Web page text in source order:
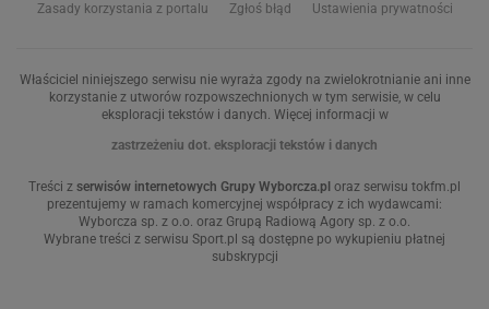
Zasady korzystania z portalu Zgłoś błąd Ustawienia prywatności
Właściciel niniejszego serwisu nie wyraża zgody na zwielokrotnianie ani inne
korzystanie z utworów rozpowszechnionych w tym serwisie, w celu
eksploracji tekstów i danych. Więcej informacji w
zastrzeżeniu dot. eksploracji tekstów i danych
Treści z serwisów internetowych Grupy Wyborcza.pl oraz serwisu tokfm.pl
prezentujemy w ramach komercyjnej współpracy z ich wydawcami:
Wyborcza sp. z o.o. oraz Grupą Radiową Agory sp. z o.o.
Wybrane treści z serwisu Sport.pl są dostępne po wykupieniu płatnej
subskrypcji